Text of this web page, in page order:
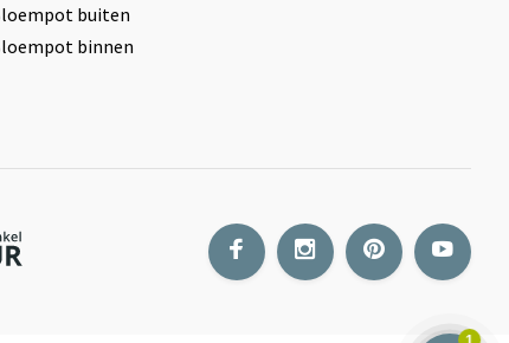
buiten
binnen